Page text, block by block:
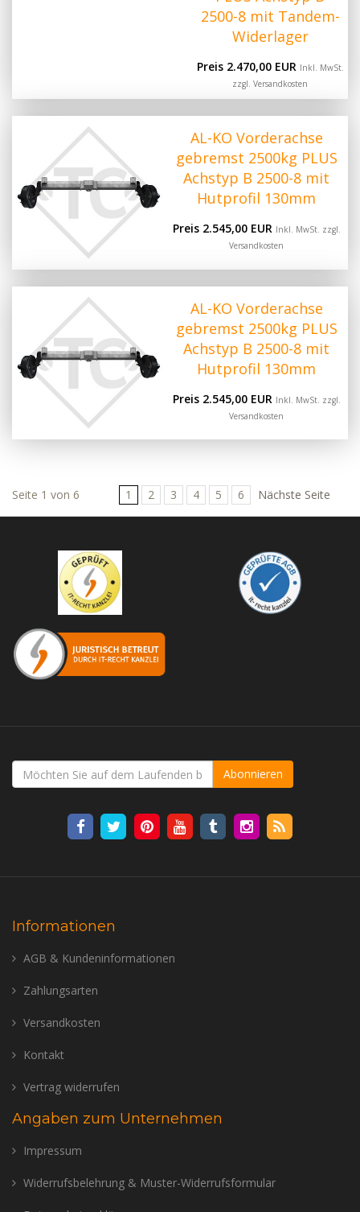
2500-8 mit Tandem-
Widerlager
Preis 2.470,00 EUR Inkl. MwSt.
zzgl.Versandkosten
AL-KO Vorderachse
gebremst 2500kg PLUS
Achstyp B 2500-8 mit
Hutprofil 130mm
Preis 2.545,00 EUR Inkl. MwSt. zzgl.
Versandkosten
AL-KO Vorderachse
gebremst 2500kg PLUS
Achstyp B 2500-8 mit
Hutprofil 130mm
Preis 2.545,00 EUR Inkl. MwSt. zzgl.
Versandkosten
Seite 1 von 6 1 2 3 4 5 6 Nächste Seite
Abonnieren
Informationen
AGB & Kundeninformationen
Zahlungsarten
Versandkosten
Kontakt
Vertrag widerrufen
Angaben zum Unternehmen
Impressum
Widerrufsbelehrung & Muster-Widerrufsformular